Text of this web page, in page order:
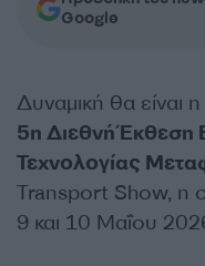
Google
Δυναμική θα είναι
5η Διεθνή Έκθεση
Τεχνολογίας
Transport Show, η
9 και 10 Μαΐου